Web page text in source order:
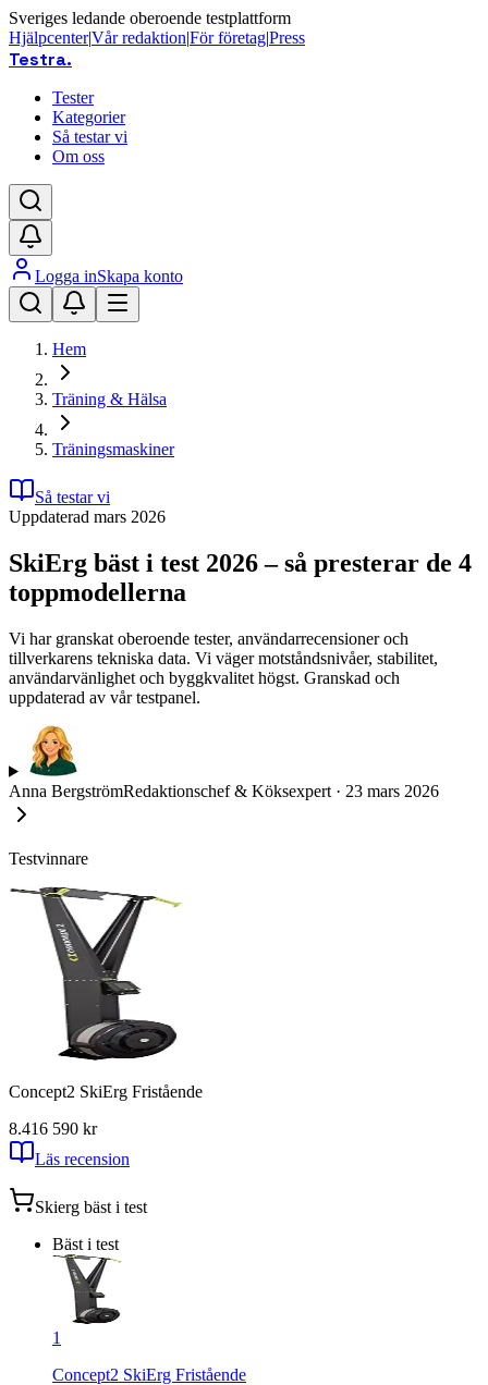
Sveriges ledande oberoende testplattform
Hjälpcenter|Vår redaktion|För företag|Press
Testra.
Tester
Kategorier
Så testar vi
Om oss
Logga inSkapa konto
Hem
Träning & Hälsa
Träningsmaskiner
Så testar vi
Uppdaterad mars 2026
SkiErg bäst i test 2026 – så presterar de 4
toppmodellerna
Vi har granskat oberoende tester, användarrecensioner och
tillverkarens tekniska data. Vi väger motståndsnivåer, stabilitet,
användarvänlighet och byggkvalitet högst. Granskad och
uppdaterad av vår testpanel.
Anna BergströmRedaktionschef & Köksexpert · 23 mars 2026
Testvinnare
Concept2 SkiErg Fristående
8.416 590 kr
Läs recension
Skierg bäst i test
Bäst i test
1
Concept2 SkiErg Fristående